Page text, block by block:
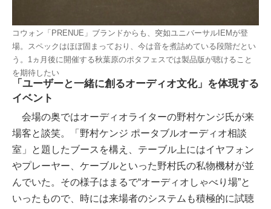
コウォン「PRENUE」ブランドからも、突如ユニバーサルIEMが登
場。スペックはほぼ固まっており、今は音を煮詰めている段階だとい
う。1ヵ月後に開催する秋葉原のポタフェスでは製品版が聴けること
を期待したい
「ユーザーと一緒に創るオーディオ文化」を体現する
イベント
会場の奥ではオーディオライターの野村ケンジ氏が来
場客と談笑。「野村ケンジ ポータブルオーディオ相談
室」と題したブースを構え、テーブル上にはイヤフォン
やプレーヤー、ケーブルといった野村氏の私物機材が並
んでいた。その様子はまるで“オーディオしゃべり場”と
いったもので、時には来場者のシステムも積極的に試聴